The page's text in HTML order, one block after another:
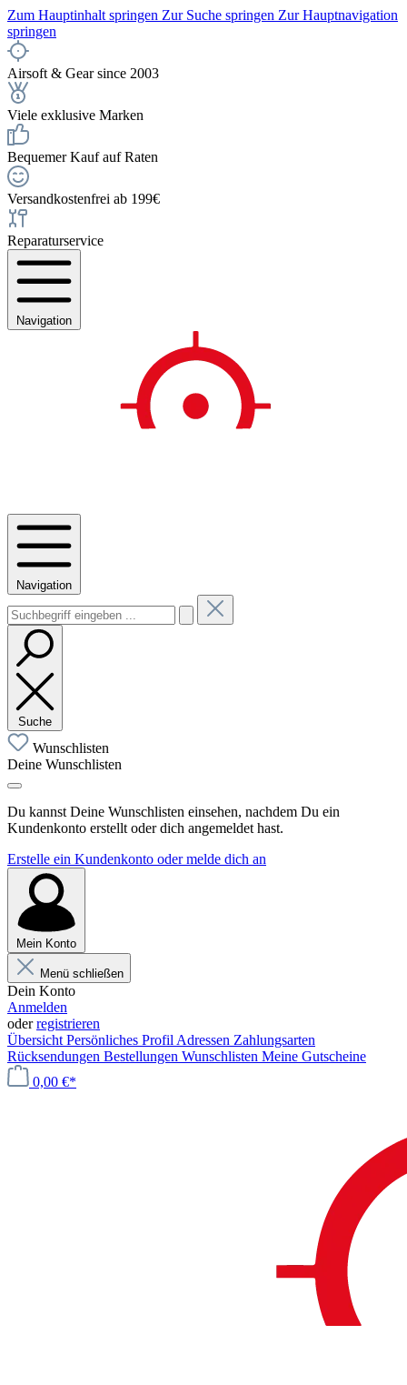
Zum Hauptinhalt springen Zur Suche springen Zur Hauptnavigation
springen
Airsoft & Gear since 2003
Viele exklusive Marken
Bequemer Kauf auf Raten
Versandkostenfrei ab 199€
Reparaturservice
Navigation
Navigation
Suche
Wunschlisten
Deine Wunschlisten
Du kannst Deine Wunschlisten einsehen, nachdem Du ein
Kundenkonto erstellt oder dich angemeldet hast.
Erstelle ein Kundenkonto oder melde dich an
Mein Konto
Menü schließen
Dein Konto
Anmelden
oderregistrieren
Übersicht Persönliches Profil Adressen Zahlungsarten
Rücksendungen Bestellungen Wunschlisten Meine Gutscheine
0,00 €*